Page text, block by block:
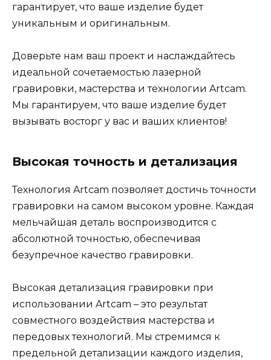
гарантирует, что ваше изделие будет
уникальным и оригинальным.
Доверьте нам ваш проект и наслаждайтесь
идеальной сочетаемостью лазерной
гравировки, мастерства и технологии Artcam.
Мы гарантируем, что ваше изделие будет
вызывать восторг у вас и ваших клиентов!
Высокая точность и детализация
Технология Artcam позволяет достичь точности
гравировки на самом высоком уровне. Каждая
мельчайшая деталь воспроизводится с
абсолютной точностью, обеспечивая
безупречное качество гравировки.
Высокая детализация гравировки при
использовании Artcam – это результат
совместного воздействия мастерства и
передовых технологий. Мы стремимся к
предельной детализации каждого изделия,